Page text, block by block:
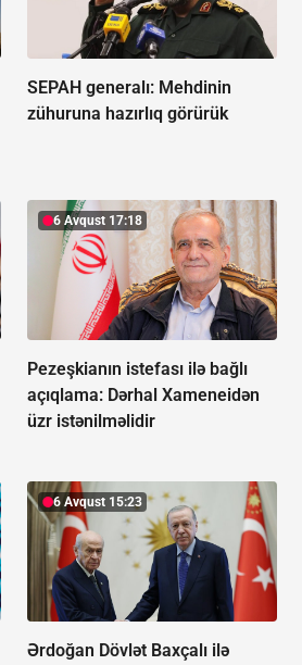
SEPAH generalı: Mehdinin
zühuruna hazırlıq görürük
6 Avqust 17:18
Pezeşkianın istefası ilə bağlı
açıqlama: Dərhal Xameneidən
üzr istənilməlidir
6 Avqust 15:23
Ərdoğan Dövlət Baxçalı ilə